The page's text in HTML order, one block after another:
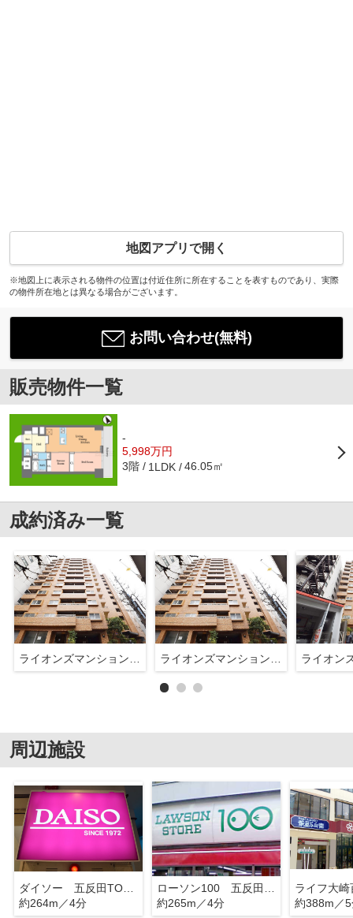
地図アプリで開く
※地図上に表示される物件の位置は付近住所に所在することを表すものであり、実際
の物件所在地とは異なる場合がございます。
お問い合わせ(無料)
販売物件一覧
-
5,998万円
3階 1LDK 46.05㎡
成約済み一覧
周辺施設
ダイソー 五反田TOC店
約264m／4分
ローソン100 五反田TOC
約265m／4分
ライフ大崎
約388m／